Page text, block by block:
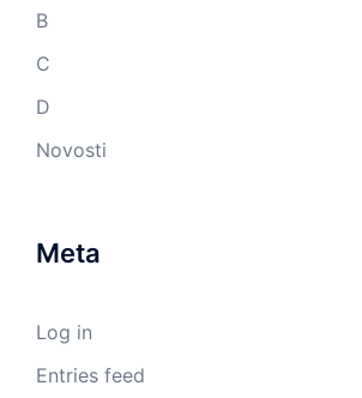
B
C
D
Novosti
Meta
Log in
Entries feed